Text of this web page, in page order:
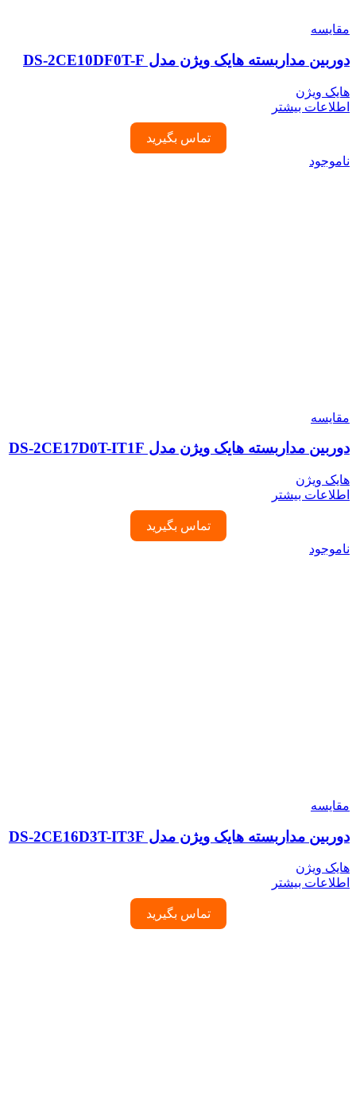
مقایسه
دوربین مداربسته هایک ویژن مدل DS-2CE10DF0T-F
هایک ویژن
اطلاعات بیشتر
تماس بگیرید
ناموجود
مقایسه
دوربین مداربسته هایک ویژن مدل DS-2CE17D0T-IT1F
هایک ویژن
اطلاعات بیشتر
تماس بگیرید
ناموجود
مقایسه
دوربین مداربسته هایک ویژن مدل DS-2CE16D3T-IT3F
هایک ویژن
اطلاعات بیشتر
تماس بگیرید